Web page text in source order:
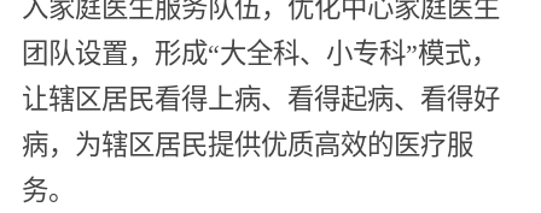
入家庭医生服务队伍，优化中心家庭医生
团队设置，形成“大全科、小专科”模式，
让辖区居民看得上病、看得起病、看得好
病，为辖区居民提供优质高效的医疗服
务。